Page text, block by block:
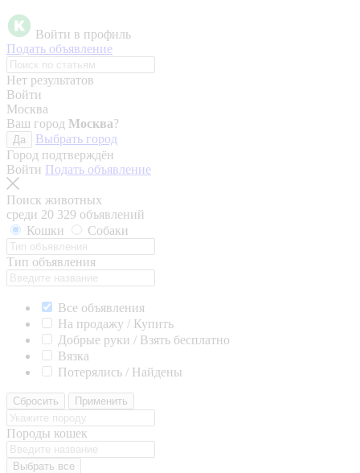
Войти в профиль
Подать объявление
Нет результатов
Войти
Москва
Ваш город Москва?
Да
Выбрать город
Город подтверждён
Войти Подать объявление
Поиск животных
среди 20 329 объявлений
Кошки
Собаки
Тип объявления
Все объявления
На продажу / Купить
Добрые руки / Взять бесплатно
Вязка
Потерялись / Найдены
Сбросить Применить
Породы кошек
Выбрать все